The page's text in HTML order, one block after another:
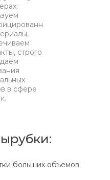
строго
в сфере
больших объемов